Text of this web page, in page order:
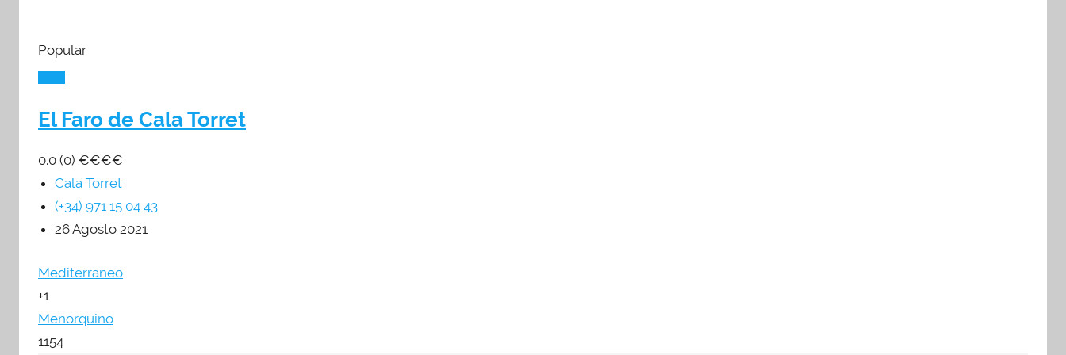
Popular
El Faro de Cala Torret
0.0 (0) €€€€
Cala Torret
(+34) 971 15 04 43
26 Agosto 2021
Mediterraneo
+1
Menorquino
1154